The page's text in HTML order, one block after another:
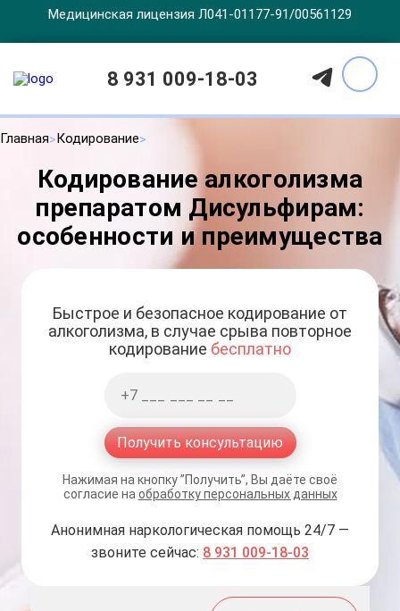
Медицинская лицензия Л041-01177-91/00561129
8 931 009-18-03
Главная Кодирование
Кодирование алкоголизма
препаратом Дисульфирам:
особенности и преимущества
Быстрое и безопасное кодирование от
алкоголизма, в случае срыва повторное
кодирование бесплатно
Получить консультацию
Нажимая на кнопку ”Получить”, Вы даёте своё
согласие на обработку персональных данных
Анонимная наркологическая помощь 24/7 —
звоните сейчас: 8 931 009-18-03